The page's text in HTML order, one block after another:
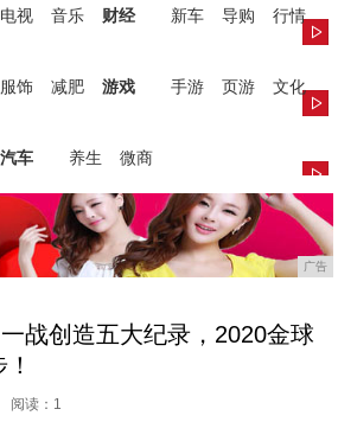
电视 音乐 财经 新车 导购
行情
服饰 减肥 游戏 手游 页游
文化
汽车 养生 微商
广告
战创造五大纪录，2020金球
阅读：1